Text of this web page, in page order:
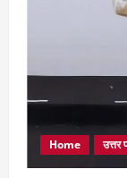
Home उत्तर